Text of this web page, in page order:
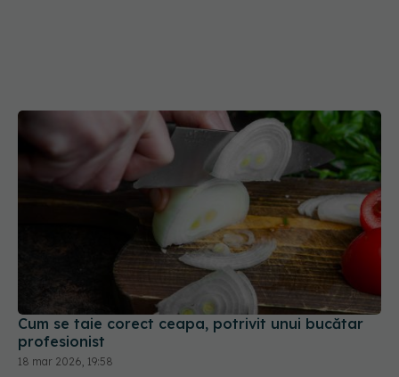
Cum se taie corect ceapa, potrivit unui bucătar
18 mar 2026, 19:58